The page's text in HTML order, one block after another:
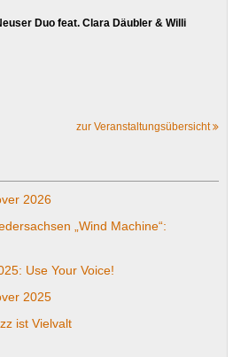
Duo feat. Clara Däubler & Willi
zur Veranstaltungsübersicht
2026
„Wind Machine“:
Use Your Voice!
2025
ist Vielvalt